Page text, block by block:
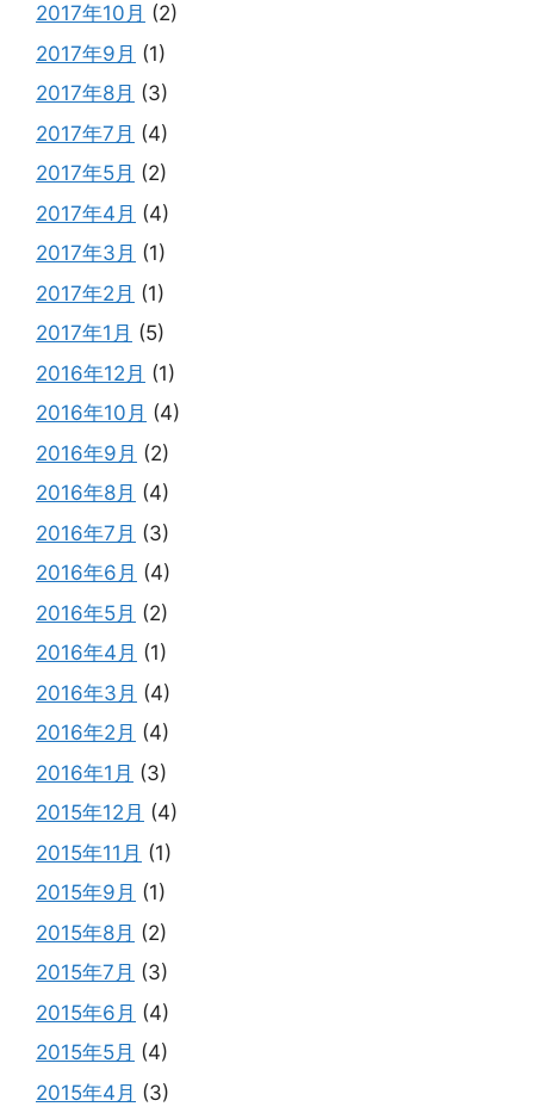
2017年10月 (2)
2017年9月 (1)
2017年8月 (3)
2017年7月 (4)
2017年5月 (2)
2017年4月 (4)
2017年3月 (1)
2017年2月 (1)
2017年1月 (5)
2016年12月 (1)
2016年10月 (4)
2016年9月 (2)
2016年8月 (4)
2016年7月 (3)
2016年6月 (4)
2016年5月 (2)
2016年4月 (1)
2016年3月 (4)
2016年2月 (4)
2016年1月 (3)
2015年12月 (4)
2015年11月 (1)
2015年9月 (1)
2015年8月 (2)
2015年7月 (3)
2015年6月 (4)
2015年5月 (4)
2015年4月 (3)